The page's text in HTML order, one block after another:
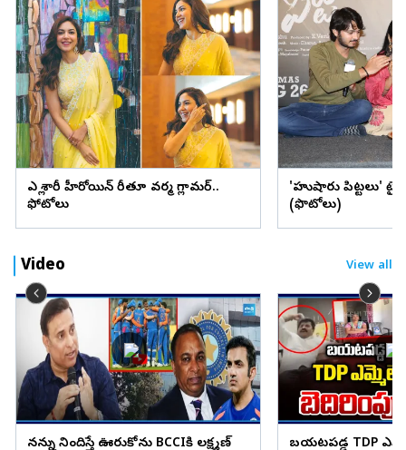
ఎల్లో శారీలో హీరోయిన్ రీతూ వర్మ గ్లామర్..
ఫోటోలు
'హుషారు పిట్టలు'
(ఫొటోలు)
Video View all
నన్ను నిందిస్తే ఊరుకోను BCCIకి లక్ష్మణ్
బయటపడ్డ TDP